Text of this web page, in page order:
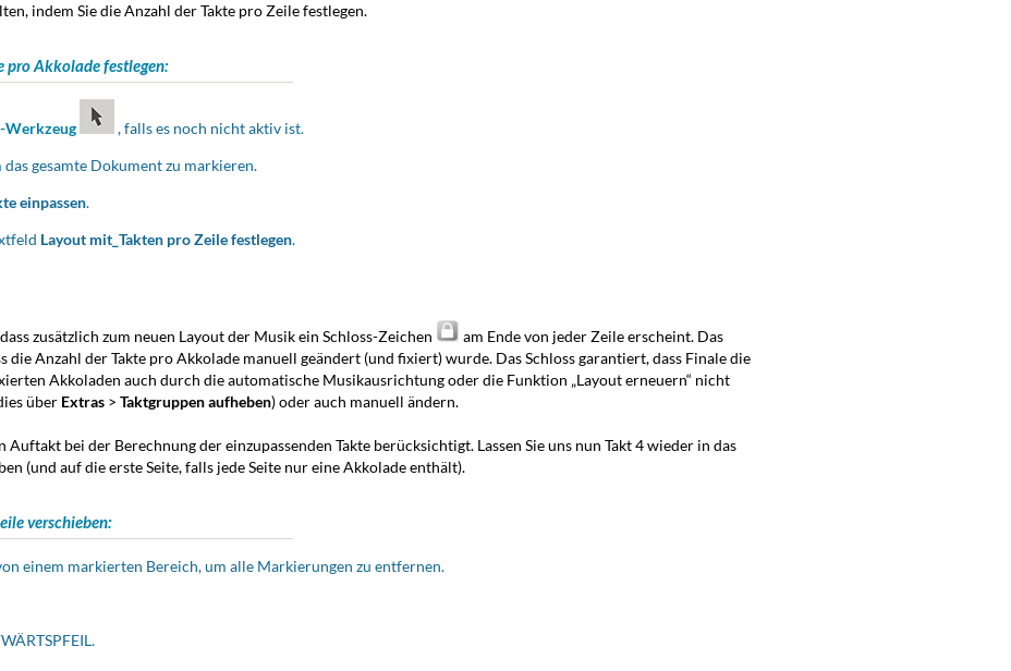
indem Sie die Anzahl der Takte pro Zeile festlegen.
pro Akkolade festlegen:
Werkzeug
, falls es noch nicht aktiv ist.
das gesamte Dokument zu markieren.
einpassen.
Layout mit_Takten pro Zeile festlegen.
zusätzlich zum neuen Layout der Musik ein Schloss-Zeichen
am Ende von jeder Zeile erscheint. Das
die Anzahl der Takte pro Akkolade manuell geändert (und fixiert) wurde. Das Schloss garantiert, dass Finale die
Akkoladen auch durch die automatische Musikausrichtung oder die Funktion „Layout erneuern“ nicht
über Extras >Taktgruppen aufheben) oder auch manuell ändern.
Auftakt bei der Berechnung der einzupassenden Takte berücksichtigt. Lassen Sie uns nun Takt 4 wieder in das
(und auf die erste Seite, falls jede Seite nur eine Akkolade enthält).
verschieben:
einem markierten Bereich, um alle Markierungen zu entfernen.